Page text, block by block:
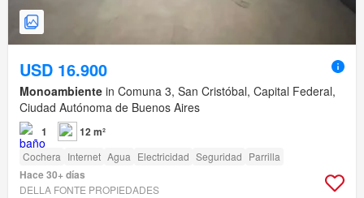
USD 16.900
Monoambiente in Comuna 3, San Cristóbal, Capital Federal,
Ciudad Autónoma de Buenos Aires
1 12 m²
Cochera Internet Agua Electricidad Seguridad Parrilla
Hace 30+ días
DELLA FONTE PROPIEDADES